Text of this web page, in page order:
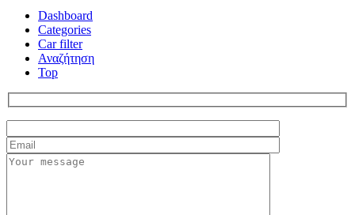
Dashboard
Categories
Car filter
Αναζήτηση
Top